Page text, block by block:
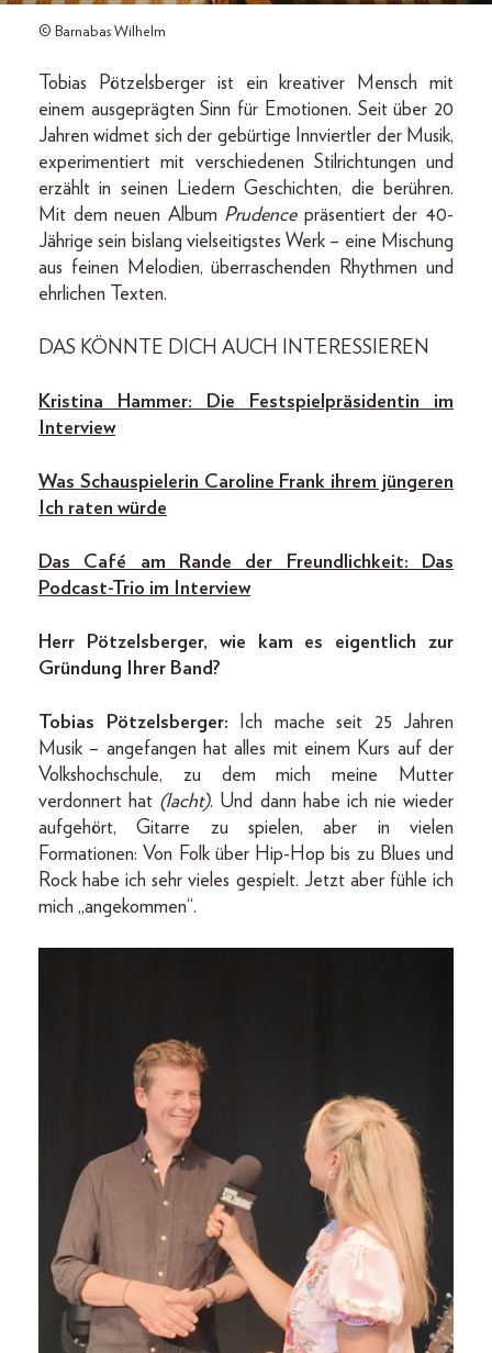
© Barnabas Wilhelm
Tobias Pötzelsberger ist ein kreativer Mensch mit
einem ausgeprägten Sinn für Emotionen. Seit über 20
Jahren widmet sich der gebürtige Innviertler der Musik,
experimentiert mit verschiedenen Stilrichtungen und
erzählt in seinen Liedern Geschichten, die berühren.
Mit dem neuen Album Prudence präsentiert der 40-
Jährige sein bislang vielseitigstes Werk – eine Mischung
aus feinen Melodien, überraschenden Rhythmen und
ehrlichen Texten.
DAS KÖNNTE DICH AUCH INTERESSIEREN
Kristina Hammer: Die Festspielpräsidentin im
Interview
Was Schauspielerin Caroline Frank ihrem jüngeren
Ich raten würde
Das Café am Rande der Freundlichkeit: Das
Podcast-Trio im Interview
Herr Pötzelsberger, wie kam es eigentlich zur
Gründung Ihrer Band?
Tobias Pötzelsberger:
Ich mache seit 25 Jahren
Musik – angefangen hat alles mit einem Kurs auf der
Volkshochschule, zu dem mich meine Mutter
verdonnert hat (lacht). Und dann habe ich nie wieder
aufgehört, Gitarre zu spielen, aber in vielen
Formationen: Von Folk über Hip-Hop bis zu Blues und
Rock habe ich sehr vieles gespielt. Jetzt aber fühle ich
mich „angekommen“.